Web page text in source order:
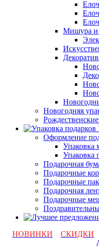
Мишура и
Новогодняя
Оформление
Упаковка
Упаковка
Подарочная
Подарочные
Подарочные
Подарочная
Подарочные
НОВИНКИ
СКИДКИ